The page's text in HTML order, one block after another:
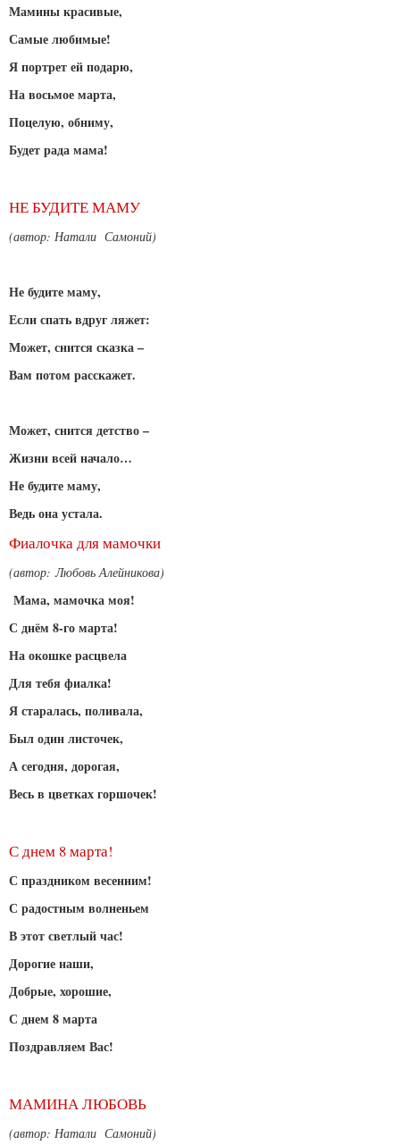
Мамины красивые,
Самые любимые!
Я портрет ей подарю,
На восьмое марта,
Поцелую, обниму,
Будет рада мама!
НЕ БУДИТЕ МАМУ
(автор: Натали Самоний)
Не будите маму,
Если спать вдруг ляжет:
Может, снится сказка –
Вам потом расскажет.
Может, снится детство –
Жизни всей начало…
Не будите маму,
Ведь она устала.
Фиалочка для мамочки
(автор: Любовь Алейникова)
Мама, мамочка моя!
С днём 8-го марта!
На окошке расцвела
Для тебя фиалка!
Я старалась, поливала,
Был один листочек,
А сегодня, дорогая,
Весь в цветках горшочек!
С днем 8 марта!
С праздником весенним!
С радостным волненьем
В этот светлый час!
Дорогие наши,
Добрые, хорошие,
С днем 8 марта
Поздравляем Вас!
МАМИНА ЛЮБОВЬ
(автор: Натали Самоний)